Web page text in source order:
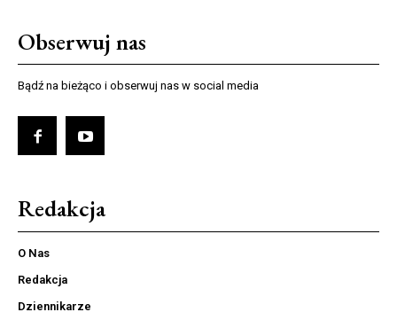
Obserwuj nas
Bądź na bieżąco i obserwuj nas w social media
Redakcja
O Nas
Redakcja
Dziennikarze